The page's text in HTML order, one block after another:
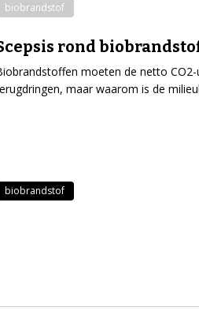
biobrandstof
rond
moeten de netto
maar waarom is de
biobrandstof